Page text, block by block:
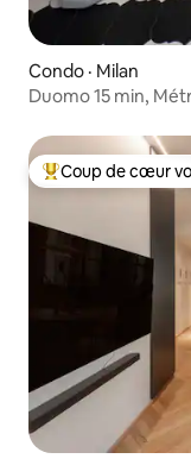
Condo · Milan
Duomo 15 min,
Coup de cœur
Coup de cœur